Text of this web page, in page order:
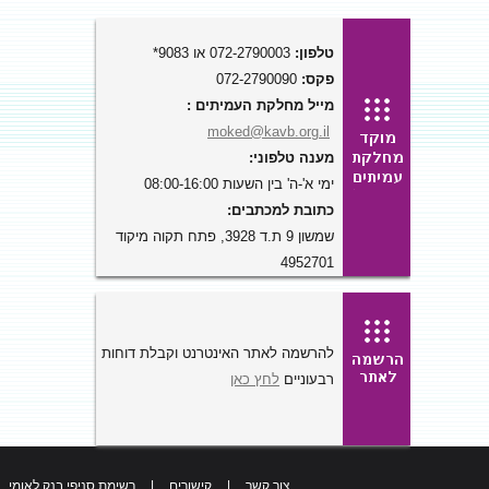
טלפון:
פקס:
מייל מחלקת העמיתים :
moked@kavb.org.il
מענה טלפוני:
ימי א'-ה' בין השעות 08:00-16:00
כתובת למכתבים:
שמשון 9 ת.ד 3928, פתח תקוה מיקוד
4952701
להרשמה לאתר האינטרנט וקבלת דוחות
רבעוניים לחץ כאן
צור קשר קישורים רשימת סניפי בנק לאומי